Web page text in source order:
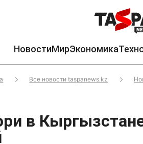
НовостиМирЭкономика
Все новости taspanews.kz
в